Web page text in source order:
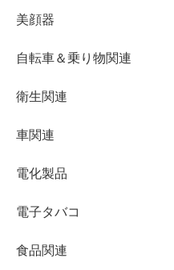
美顔器
自転車＆乗り物関連
衛生関連
車関連
電化製品
電子タバコ
食品関連